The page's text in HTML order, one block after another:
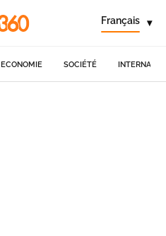
Français ▾
ECONOMIE SOCIÉTÉ